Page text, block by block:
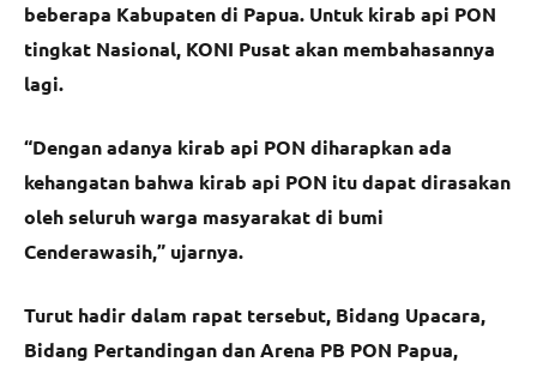
beberapa Kabupaten di Papua. Untuk kirab api PON
tingkat Nasional, KONI Pusat akan membahasannya
lagi.
“Dengan adanya kirab api PON diharapkan ada
kehangatan bahwa kirab api PON itu dapat dirasakan
oleh seluruh warga masyarakat di bumi
Cenderawasih,” ujarnya.
Turut hadir dalam rapat tersebut, Bidang Upacara,
Bidang Pertandingan dan Arena PB PON Papua,